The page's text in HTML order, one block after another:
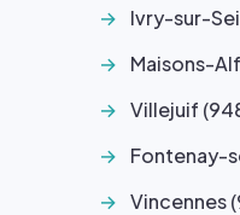
Ivry-sur-
Maisons-
Villejuif
Fontenay-
Vincennes